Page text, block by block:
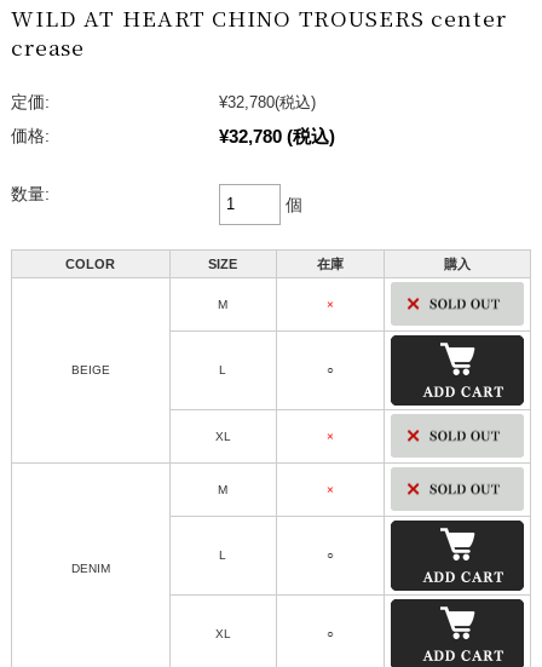
WILD AT HEART CHINO TROUSERS center
crease
定価: ¥32,780(税込)
価格:
¥32,780 (税込)
数量:
個
COLOR SIZE 在庫 購入
BEIGE
M ×
L ○
XL ×
DENIM
M ×
L ○
XL ○